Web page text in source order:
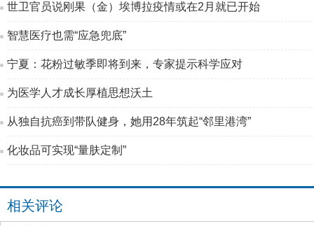
世卫官员说刚果（金）埃博拉疫情或在2月就已开始
智慧医疗也需“应急兜底”
宁夏：花粉过敏季即将到来，专家提示科学应对
为医学人才成长厚植思想沃土
从独自抗癌到带队健身，她用28年筑起“邻里港湾”
化妆品可实现“量肤定制”
相关评论